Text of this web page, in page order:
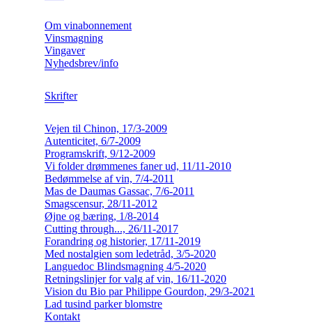
Om vinabonnement
Vinsmagning
Vingaver
Nyhedsbrev/info
Skrifter
Vejen til Chinon, 17/3-2009
Autenticitet, 6/7-2009
Programskrift, 9/12-2009
Vi folder drømmenes faner ud, 11/11-2010
Bedømmelse af vin, 7/4-2011
Mas de Daumas Gassac, 7/6-2011
Smagscensur, 28/11-2012
Øjne og bæring, 1/8-2014
Cutting through..., 26/11-2017
Forandring og historier, 17/11-2019
Med nostalgien som ledetråd, 3/5-2020
Languedoc Blindsmagning 4/5-2020
Retningslinjer for valg af vin, 16/11-2020
Vision du Bio par Philippe Gourdon, 29/3-2021
Lad tusind parker blomstre
Kontakt